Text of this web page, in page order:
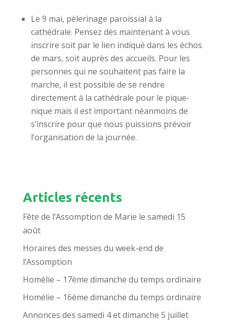
Le 9 mai, pèlerinage paroissial à la
cathédrale. Pensez dès maintenant à vous
inscrire soit par le lien indiqué dans les échos
de mars, soit auprès des accueils. Pour les
personnes qui ne souhaitent pas faire la
marche, il est possible de se rendre
directement à la cathédrale pour le pique-
nique mais il est important néanmoins de
s’inscrire pour que nous puissions prévoir
l’organisation de la journée.
Articles récents
Fête de l’Assomption de Marie le samedi 15
août
Horaires des messes du week-end de
l’Assomption
Homélie – 17ème dimanche du temps ordinaire
Homélie – 16ème dimanche du temps ordinaire
Annonces des samedi 4 et dimanche 5 juillet